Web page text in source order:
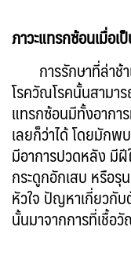
ภาวะแทรกซ้อนเมื่อเ
การรักษาที่ล่าช้า
โรควัณโรคนั้นสามาร
แทรกซ้อนมีทั้งอากา
เลยก็ว่าได้ โดยมักพ
มีอาการปวดหลัง มี
กระดูกอักเสบ หรือรุ
หัวใจ ปัญหาเกี่ยวกับ
นั้นมาจากการที่เชื้อ